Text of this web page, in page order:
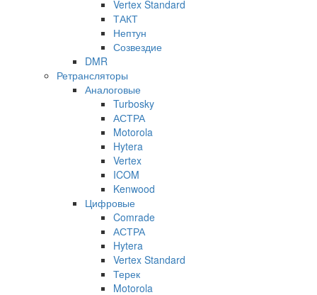
Vertex Standard
ТАКТ
Нептун
Созвездие
DMR
Ретрансляторы
Аналоговые
Turbosky
АСТРА
Motorola
Hytera
Vertex
ICOM
Kenwood
Цифровые
Comrade
АСТРА
Hytera
Vertex Standard
Терек
Motorola